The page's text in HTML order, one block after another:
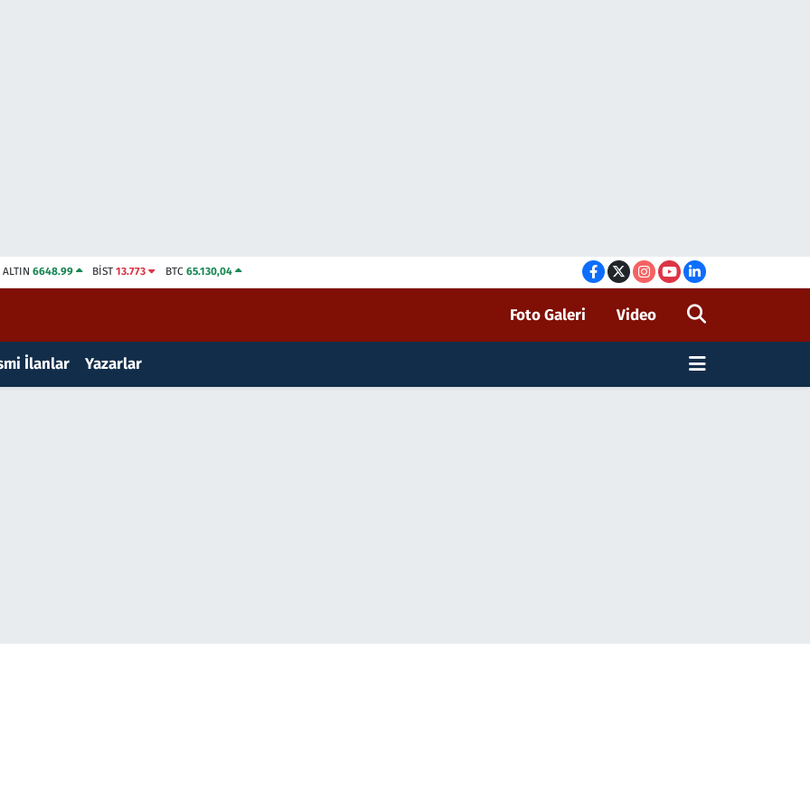
ALTIN 6648.99 BİST13.773 BTC 65.130,04
Foto Galeri Video
İlanlar Yazarlar